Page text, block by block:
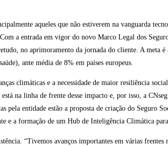
aqueles que não estiverem na vanguarda
a entrada em vigor do novo Marco Legal dos
no aprimoramento da jornada do cliente. A meta
ante média de 8% em países europeus.
climáticas e a necessidade de maior resiliência
na linha de frente desse impacto e, por isso, a
entidade estão a proposta de criação do Seguro
e a formação de um Hub de Inteligência Climática
“Tivemos avanços importantes em várias